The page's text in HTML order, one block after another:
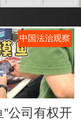
中国法治观察
”公司有权开